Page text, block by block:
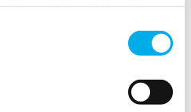
widerrufen
geografische Lage